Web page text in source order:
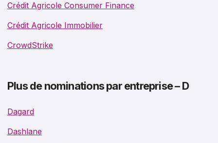
Crédit Agricole Consumer Finance
Crédit Agricole Immobilier
CrowdStrike
Plus de nominations par entreprise – D
Dagard
Dashlane